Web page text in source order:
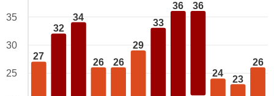
27
32
34
26 26
29
33
36 36
24
23
26
35
30
25